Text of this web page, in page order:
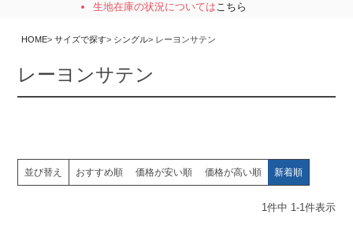
生地在庫の状況についてはこちら
HOME サイズで探す シングル レーヨンサテン
レーヨンサテン
並び替え おすすめ順 価格が安い順 価格が高い順 新着順
1件中 1-1件表示